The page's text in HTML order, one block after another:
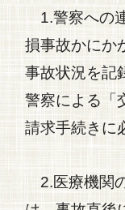
1.警察への
損事故かにか
事故状況を記
警察による「
請求手続きに
2.医療機関